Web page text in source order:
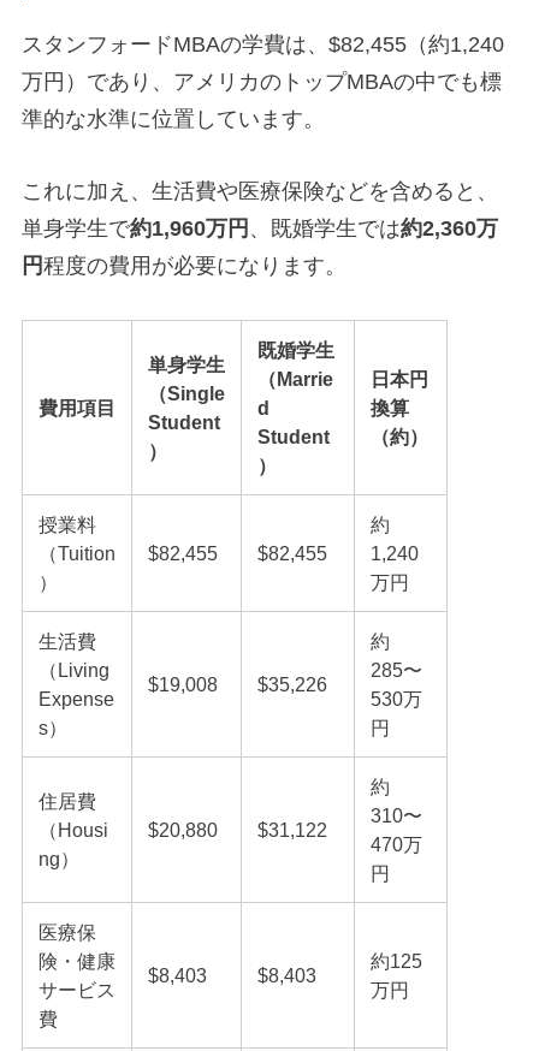
スタンフォードMBAの学費は、$82,455（約1,240
万円）であり、アメリカのトップMBAの中でも標
準的な水準に位置しています。
これに加え、生活費や医療保険などを含めると、
単身学生で約1,960万円 、既婚学生では約2,360万
円程度の費用が必要になります。
費用項目
単身学生
（Single
Student
）
既婚学生
（Marrie
d
Student
）
日本円
換算
（約）
授業料
（Tuition
）
$82,455 $82,455
約
1,240
万円
生活費
（Living
Expense
s）
$19,008 $35,226
約
285〜
530万
円
住居費
（Housi
ng）
$20,880 $31,122
約
310〜
470万
円
医療保
険・健康
サービス
費
$8,403 $8,403
約125
万円